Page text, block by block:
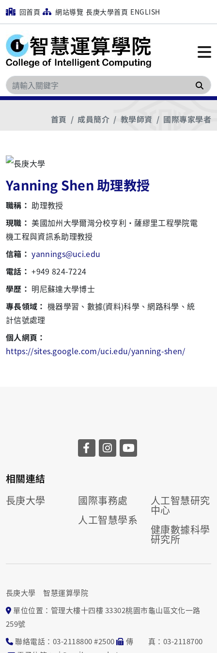
回首頁 網站導覽 長庚大學首頁 ENGLISH
搜
首頁 成員簡介 教學師資 國際專家學者
Yanning Shen 助理教授
職稱： 助理教授
現職： 美國加州大學爾灣分校亨利·薩繆里工程學院電
機工程與資訊系助理教授
信箱： yannings@uci.edu
電話： +949 824-7224
學歷： 明尼蘇達大學博士
專長領域： 機器學習、數據(資料)科學、網路科學、統
計信號處理
個人網頁：
https://sites.google.com/uci.edu/yanning-shen/
相關連結
長庚大學
國際事務處
人工智慧學系
人工智慧研究
中心
健康數據科學
研究所
長庚大學 智慧運算學院
單位位置：管理大樓十四樓 33302桃園市龜山區文化一路
259號
聯絡電話：03-2118800 #2500
傳 真：03-2118700